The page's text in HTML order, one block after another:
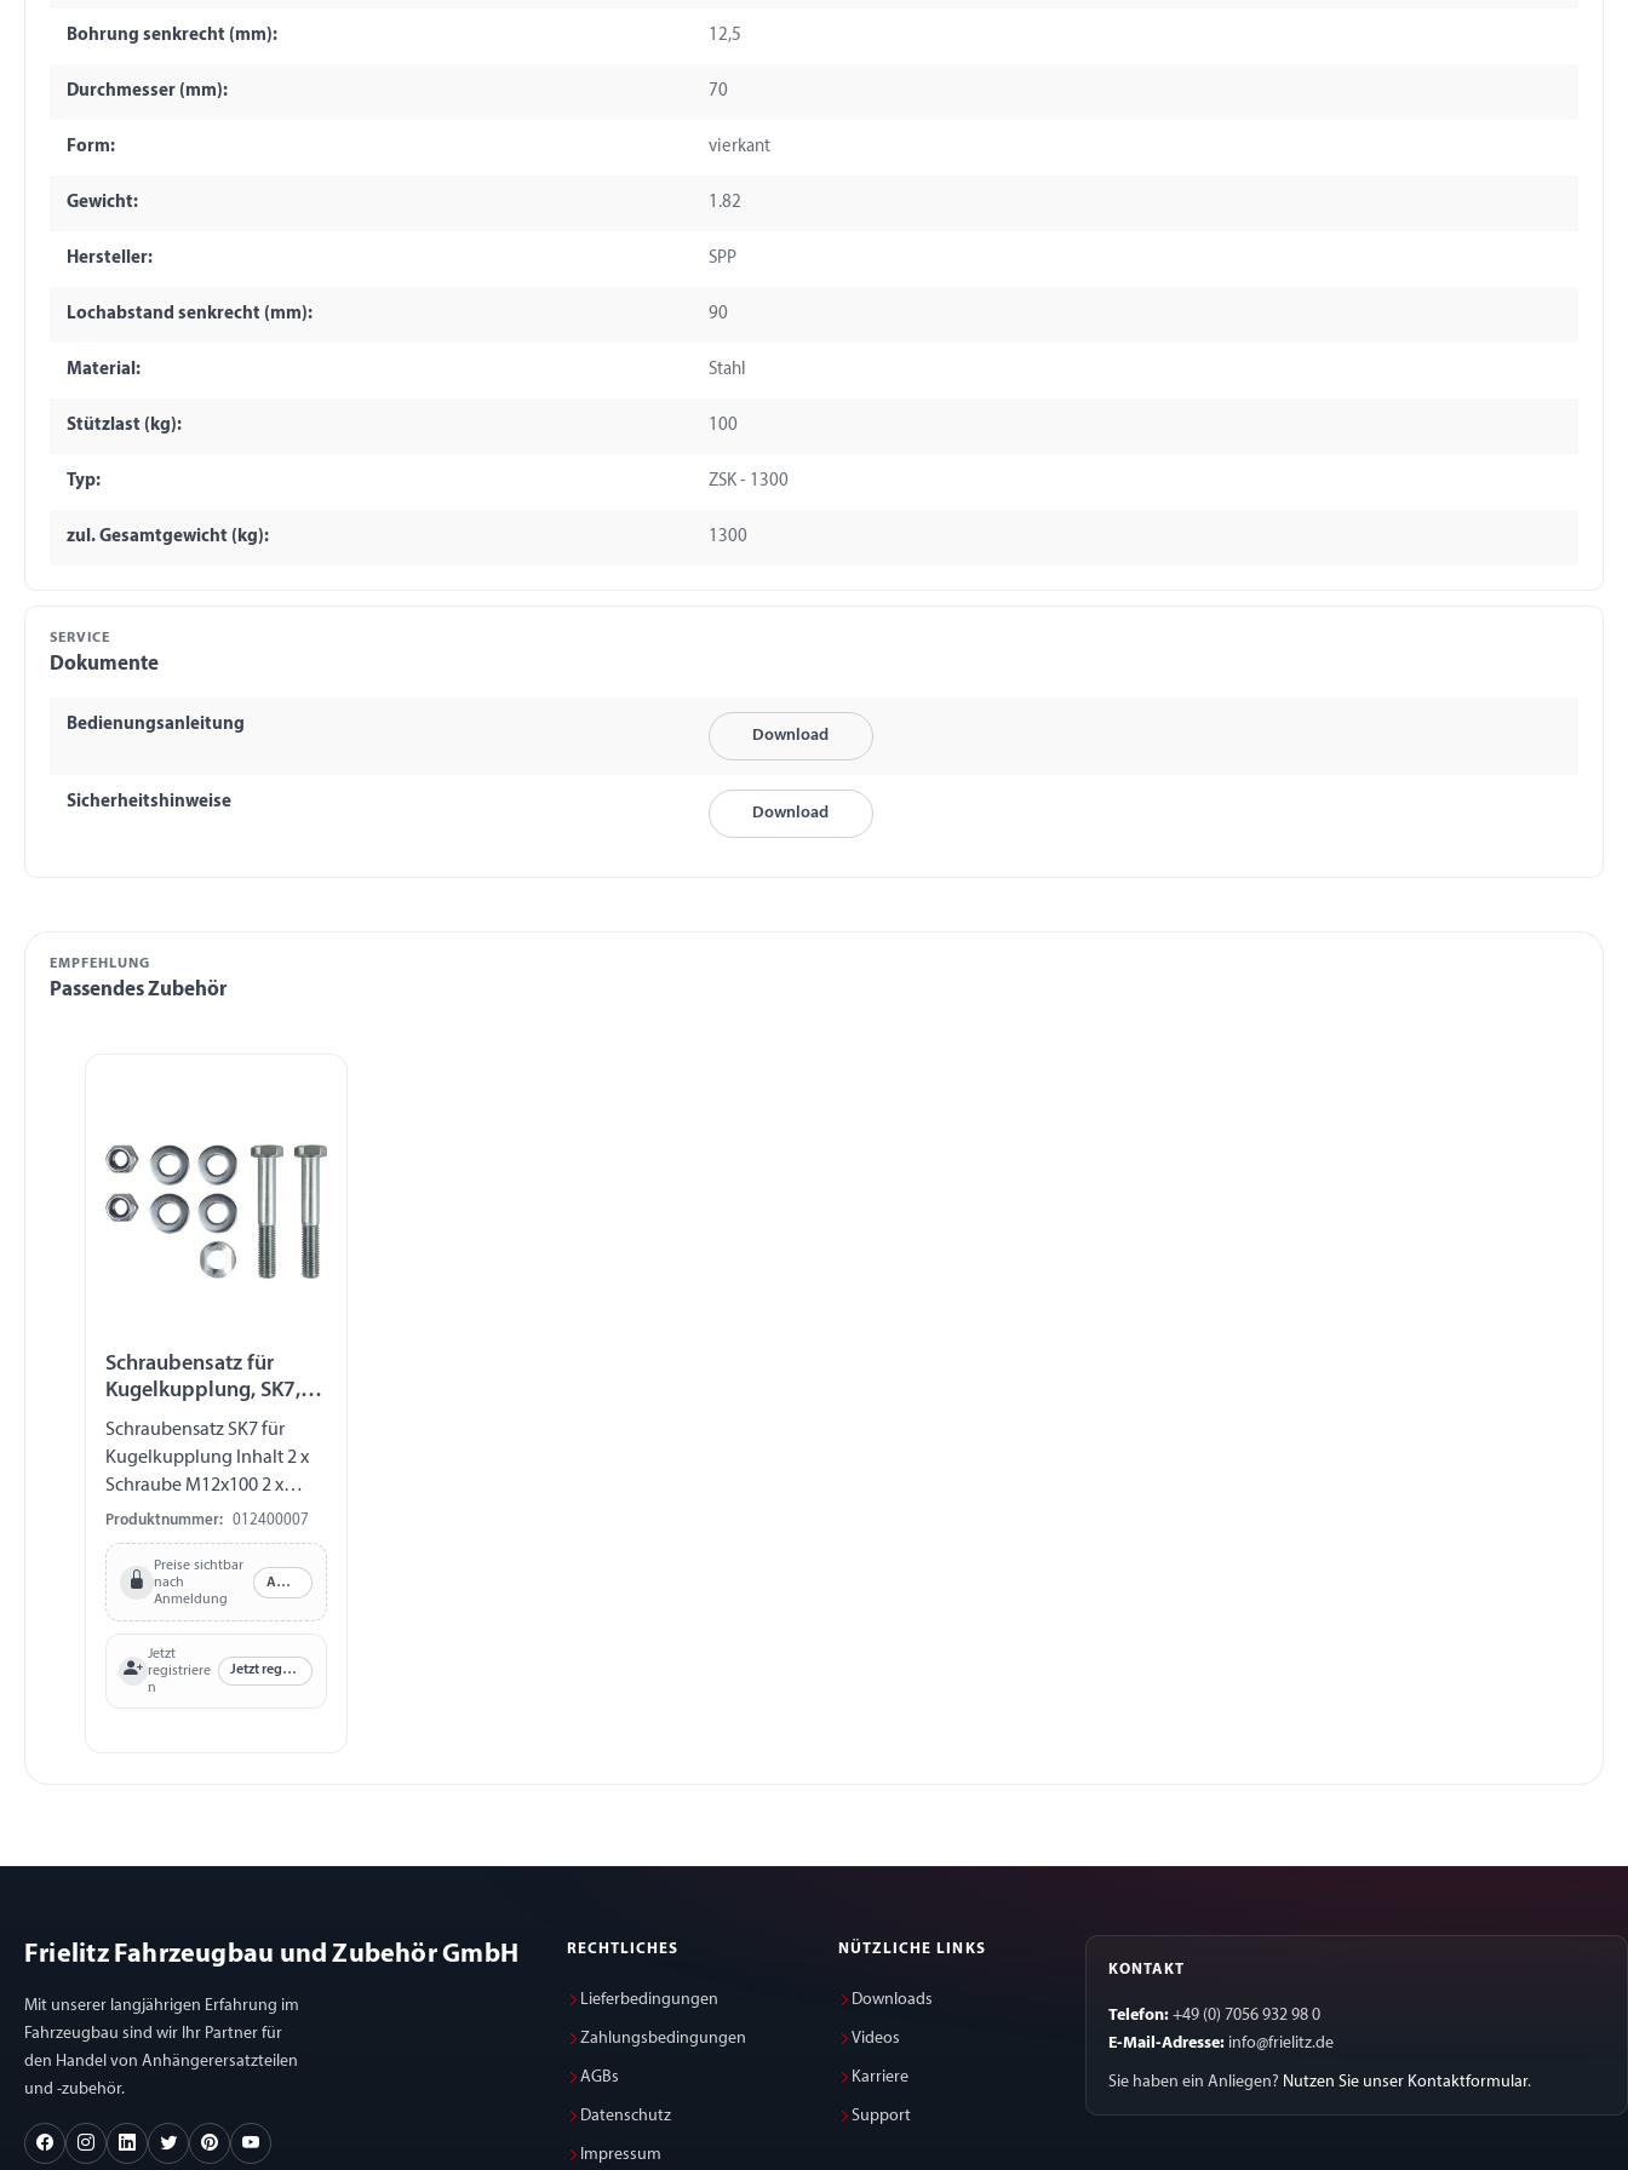
Bohrung senkrecht (mm): 12,5
Durchmesser (mm): 70
Form: vierkant
Gewicht: 1.82
Hersteller: SPP
Lochabstand senkrecht (mm): 90
Material: Stahl
Stützlast (kg): 100
Typ: ZSK - 1300
zul. Gesamtgewicht (kg): 1300
SERVICE
Dokumente
Bedienungsanleitung
Download
Sicherheitshinweise
Download
EMPFEHLUNG
Passendes Zubehör
Schraubensatz für
Kugelkupplung, SK7,
M12x100
Schraubensatz SK7 für
Kugelkupplung Inhalt 2 x
Schraube M12x100 2 x
Mutter M12 4 x U-Scheibe 1
x Sattelscheibe
Produktnummer: 012400007
Preise sichtbar
nach
Anmeldung
Anmelden
Jetzt
registriere
n
Jetzt registrieren
Frielitz Fahrzeugbau und Zubehör GmbH
Mit unserer langjährigen Erfahrung im
Fahrzeugbau sind wir Ihr Partner für
den Handel von Anhängerersatzteilen
und -zubehör.
RECHTLICHES
Lieferbedingungen
Zahlungsbedingungen
AGBs
Datenschutz
Impressum
NÜTZLICHE LINKS
Downloads
Videos
Karriere
Support
KONTAKT
Telefon: +49 (0) 7056 932 98 0
E-Mail-Adresse: info@frielitz.de
Sie haben ein Anliegen? Nutzen Sie unser Kontaktformular.